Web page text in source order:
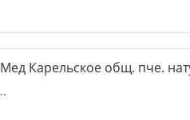
Мед Карельское общ. пче.
..